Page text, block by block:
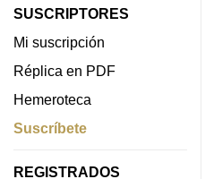
SUSCRIPTORES
Mi suscripción
Réplica en PDF
Hemeroteca
Suscríbete
REGISTRADOS